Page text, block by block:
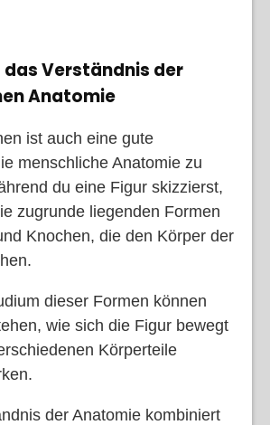
Verständnis der
Anatomie
ist auch eine gute
menschliche Anatomie zu
du eine Figur skizzierst,
zugrunde liegenden Formen
Knochen, die den Körper der
dieser Formen können
wie sich die Figur bewegt
Körperteile
der Anatomie kombiniert